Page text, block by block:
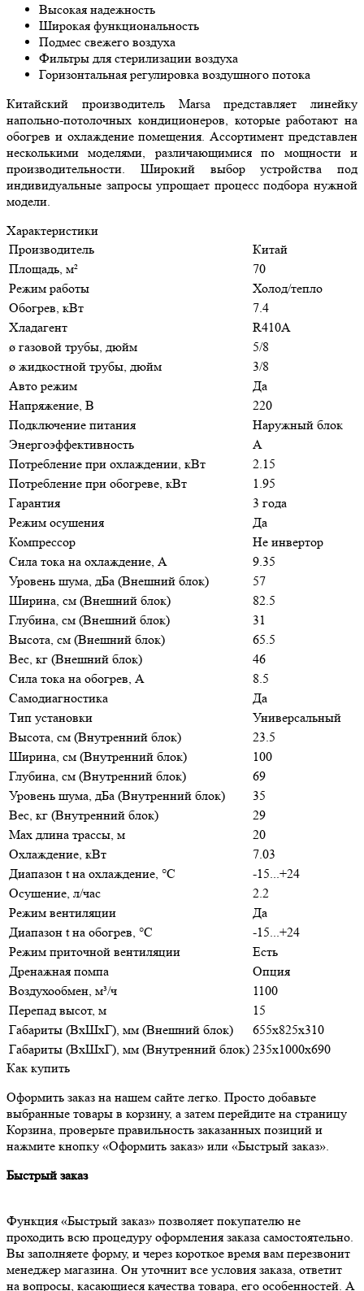
Высокая надежность
Широкая функциональность
Подмес свежего воздуха
Фильтры для стерилизации воздуха
Горизонтальная регулировка воздушного потока
Китайский производитель Marsa представляет линейку
напольно-потолочных кондиционеров, которые работают на
обогрев и охлаждение помещения. Ассортимент представлен
несколькими моделями, различающимися по мощности и
производительности. Широкий выбор устройства под
индивидуальные запросы упрощает процесс подбора нужной
модели.
Характеристики
Производитель
Китай
Площадь, м²
70
Режим работы
Холод/тепло
Обогрев, кВт
7.4
Хладагент
R410A
ø газовой трубы, дюйм
5/8
ø жидкостной трубы, дюйм
3/8
Авто режим
Да
Напряжение, В
220
Подключение питания
Наружный блок
Энергоэффективность
A
Потребление при охлаждении, кВт
2.15
Потребление при обогреве, кВт
1.95
Гарантия
3 года
Режим осушения
Да
Компрессор
Не инвертор
Сила тока на охлаждение, А
9.35
Уровень шума, дБа (Внешний блок)
57
Ширина, см (Внешний блок)
82.5
Глубина, см (Внешний блок)
31
Высота, см (Внешний блок)
65.5
Вес, кг (Внешний блок)
46
Сила тока на обогрев, А
8.5
Самодиагностика
Да
Тип установки
Универсальный
Высота, см (Внутренний блок)
23.5
Ширина, см (Внутренний блок)
100
Глубина, см (Внутренний блок)
69
Уровень шума, дБа (Внутренний блок)
35
Вес, кг (Внутренний блок)
29
Max длина трассы, м
20
Охлаждение, кВт
7.03
Диапазон t на охлаждение, °С
-15...+24
Осушение, л/час
2.2
Режим вентиляции
Да
Диапазон t на обогрев, °С
-15...+24
Режим приточной вентиляции
Есть
Дренажная помпа
Опция
Воздухообмен, м³/ч
1100
Перепад высот, м
15
Габариты (ВхШхГ), мм (Внешний блок)
655x825x310
Габариты (ВхШхГ), мм (Внутренний блок) 235x1000x690
Как купить
Оформить заказ на нашем сайте легко. Просто добавьте
выбранные товары в корзину, а затем перейдите на страницу
Корзина, проверьте правильность заказанных позиций и
нажмите кнопку «Оформить заказ» или «Быстрый заказ».
Быстрый заказ
Функция «Быстрый заказ» позволяет покупателю не
проходить всю процедуру оформления заказа самостоятельно.
Вы заполняете форму, и через короткое время вам перезвонит
менеджер магазина. Он уточнит все условия заказа, ответит
на вопросы, касающиеся качества товара, его особенностей. А